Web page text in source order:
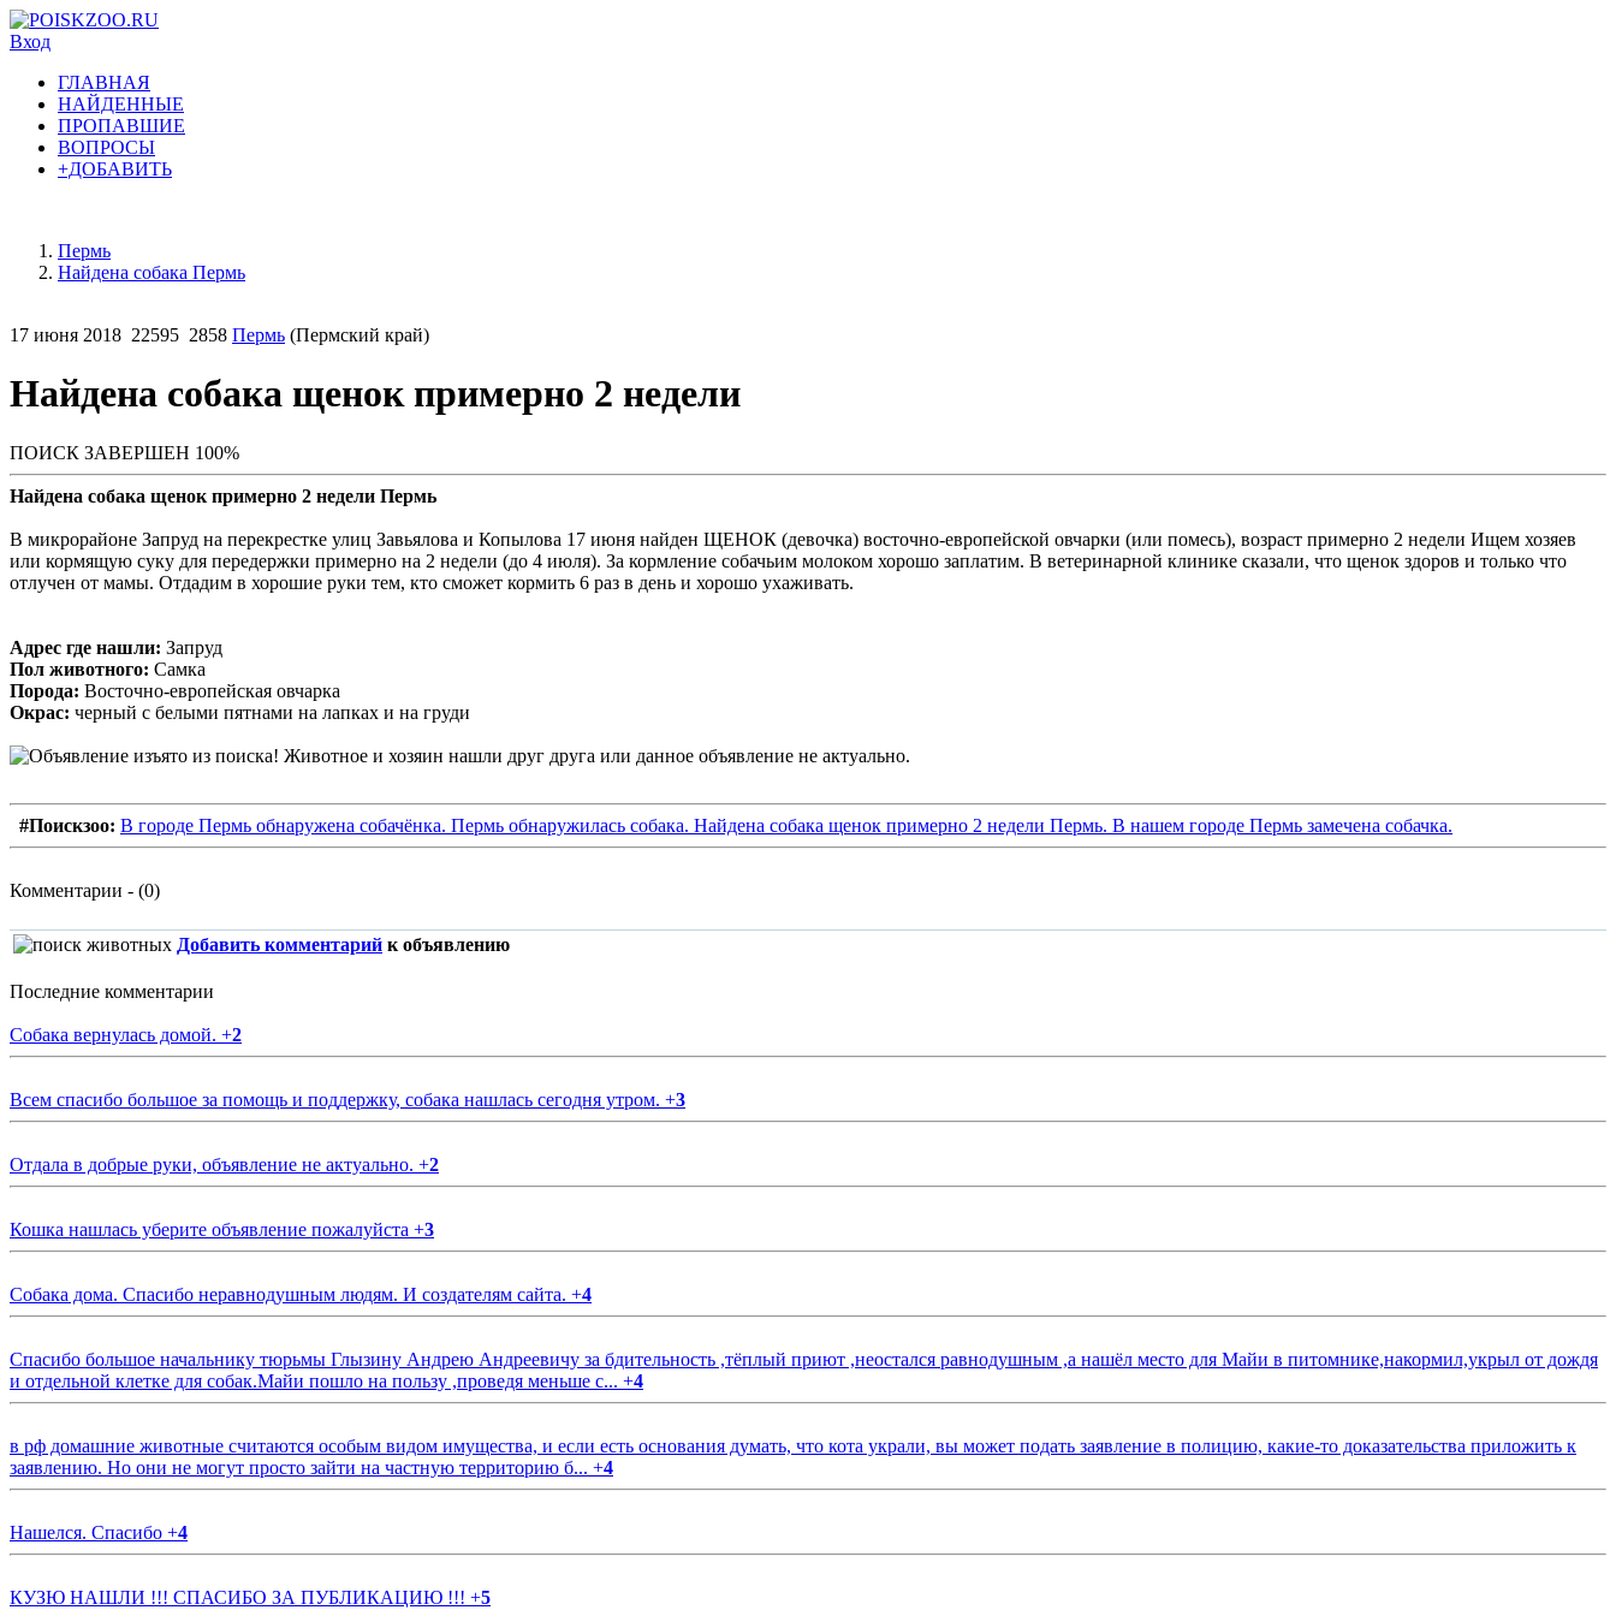
Вход
ГЛАВНАЯ
НАЙДЕННЫЕ
ПРОПАВШИЕ
ВОПРОСЫ
+ДОБАВИТЬ
Пермь
Найдена собака Пермь
17 июня 2018 22595 2858 Пермь (Пермский край)
Найдена собака щенок примерно 2 недели
ПОИСК ЗАВЕРШЕН 100%
Найдена собака щенок примерно 2 недели Пермь
В микрорайоне Запруд на перекрестке улиц Завьялова и Копылова 17 июня найден ЩЕНОК (девочка) восточно-европейской овчарки (или помесь), возраст примерно 2 недели Ищем хозяев
или кормящую суку для передержки примерно на 2 недели (до 4 июля). За кормление собачьим молоком хорошо заплатим. В ветеринарной клинике сказали, что щенок здоров и только что
отлучен от мамы. Отдадим в хорошие руки тем, кто сможет кормить 6 раз в день и хорошо ухаживать.
Адрес где нашли: Запруд
Пол животного: Самка
Порода: Восточно-европейская овчарка
Окрас: черный с белыми пятнами на лапках и на груди
#Поискзоо: В городе Пермь обнаружена собачёнка. Пермь обнаружилась собака. Найдена собака щенок примерно 2 недели Пермь. В нашем городе Пермь замечена собачка.
Комментарии - (0)
Добавить комментарий к объявлению
Последние комментарии
Собака вернулась домой. +2
Всем спасибо большое за помощь и поддержку, собака нашлась сегодня утром. +3
Отдала в добрые руки, объявление не актуально. +2
Кошка нашлась уберите объявление пожалуйста +3
Собака дома. Спасибо неравнодушным людям. И создателям сайта. +4
Спасибо большое начальнику тюрьмы Глызину Андрею Андреевичу за бдительность ,тёплый приют ,неостался равнодушным ,а нашёл место для Майи в питомнике,накормил,укрыл от дождя
и отдельной клетке для собак.Майи пошло на пользу ,проведя меньше с... +4
в рф домашние животные считаются особым видом имущества, и если есть основания думать, что кота украли, вы может подать заявление в полицию, какие-то доказательства приложить к
заявлению. Но они не могут просто зайти на частную территорию б... +4
Нашелся. Спасибо +4
КУЗЮ НАШЛИ !!! СПАСИБО ЗА ПУБЛИКАЦИЮ !!! +5